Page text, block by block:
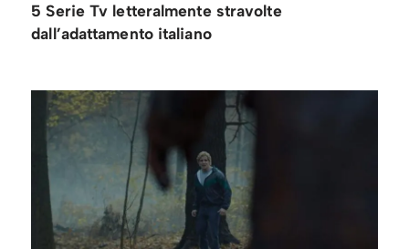
5 Serie Tv letteralmente stravolte
dall’adattamento italiano